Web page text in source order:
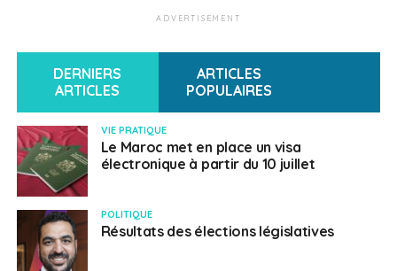
ADVERTISEMENT
DERNIERS
ARTICLES
ARTICLES
POPULAIRES
VIE PRATIQUE
Le Maroc met en place un visa
électronique à partir du 10 juillet
POLITIQUE
Résultats des élections législatives